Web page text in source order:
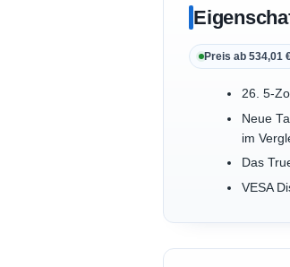
Preis ab 534,01
26. 5-
Neue
im
Das
VESA